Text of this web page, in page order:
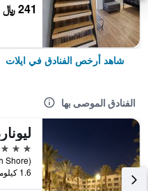
241 ﷼
شاهد أرخص الفنادق في ايلات
الفنادق الموصى بها
4 نجوم
1.6 كيلومتر عن وسط المدينة